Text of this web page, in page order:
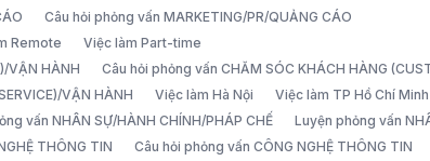
Câu hỏi phỏng vấn MARKETING/PR/QUẢNG CÁO
Remote
Việc làm Part-time
VẬN HÀNH
Câu hỏi phỏng vấn CHĂM SÓC KHÁCH HÀNG
VẬN HÀNH
Việc làm Hà Nội
Việc làm TP Hồ Chí Minh
vấn NHÂN SỰ/HÀNH CHÍNH/PHÁP CHẾ
Luyện phỏng vấn
THÔNG TIN
Câu hỏi phỏng vấn CÔNG NGHỆ THÔNG TIN